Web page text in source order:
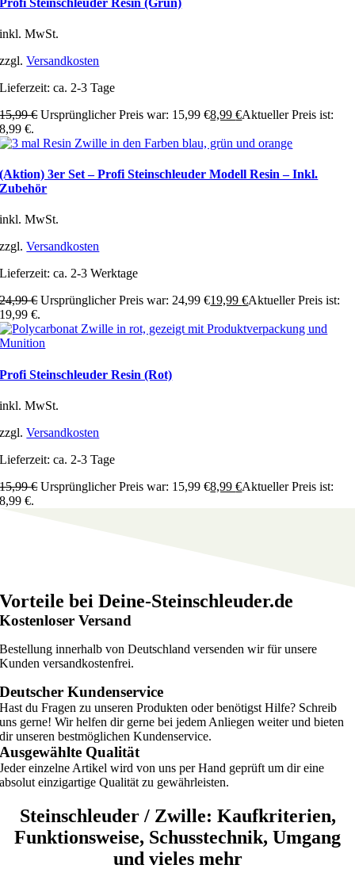
inkl. MwSt.
zzgl.Versandkosten
Lieferzeit:ca. 2-3 Tage
15,99€ Ursprünglicher Preis war: 15,99 €8,99€Aktueller Preis ist:
8,99 €.
(Aktion) 3er Set – Profi Steinschleuder Modell Resin – Inkl.
Zubehör
inkl. MwSt.
zzgl.Versandkosten
Lieferzeit:ca. 2-3 Werktage
24,99€ Ursprünglicher Preis war: 24,99 €19,99€Aktueller Preis ist:
19,99 €.
Profi Steinschleuder Resin (Rot)
inkl. MwSt.
zzgl.Versandkosten
Lieferzeit:ca. 2-3 Tage
15,99€ Ursprünglicher Preis war: 15,99 €8,99€Aktueller Preis ist:
8,99 €.
Vorteile bei Deine-Steinschleuder.de
Kostenloser Versand
Bestellung innerhalb von Deutschland versenden wir für unsere
Kunden versandkostenfrei.
Deutscher Kundenservice
Hast du Fragen zu unseren Produkten oder benötigst Hilfe? Schreib
uns gerne! Wir helfen dir gerne bei jedem Anliegen weiter und bieten
dir unseren bestmöglichen Kundenservice.
Ausgewählte Qualität
Jeder einzelne Artikel wird von uns per Hand geprüft um dir eine
absolut einzigartige Qualität zu gewährleisten.
Steinschleuder / Zwille: Kaufkriterien,
Funktionsweise, Schusstechnik, Umgang
und vieles mehr